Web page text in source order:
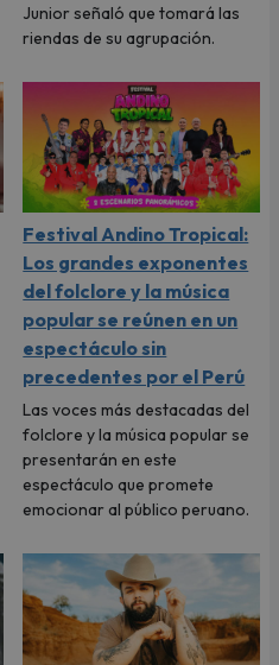
Junior señaló que tomará las
riendas de su agrupación.
Festival Andino Tropical:
Los grandes exponentes
del folclore y la música
popular se reúnen en un
espectáculo sin
precedentes por el Perú
Las voces más destacadas del
folclore y la música popular se
presentarán en este
espectáculo que promete
emocionar al público peruano.